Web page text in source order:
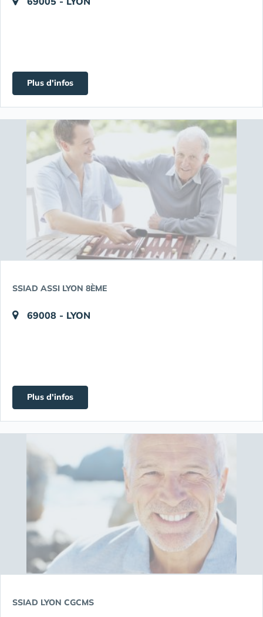
Plus d'infos
SSIAD ASSI LYON 8ÈME
69008 - LYON
Plus d'infos
SSIAD LYON CGCMS